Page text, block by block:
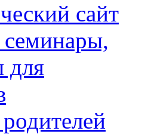
сайт
для